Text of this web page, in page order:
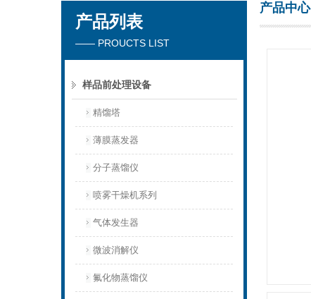
杭州川一实验仪器有限公司
产品列表
—— PROUCTS LIST
样品前处理设备
精馏塔
薄膜蒸发器
分子蒸馏仪
喷雾干燥机系列
气体发生器
微波消解仪
氟化物蒸馏仪
产品中心